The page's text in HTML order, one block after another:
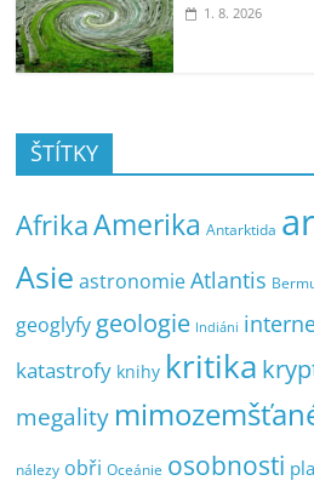
1. 8. 2026
ŠTÍTKY
AfrikaAmerika Antarktida
Asie astronomie Atlantis
geoglyfy geologie Indiáni
katastrofy knihy kritika
megality
nálezy obři Oceánie osobnosti